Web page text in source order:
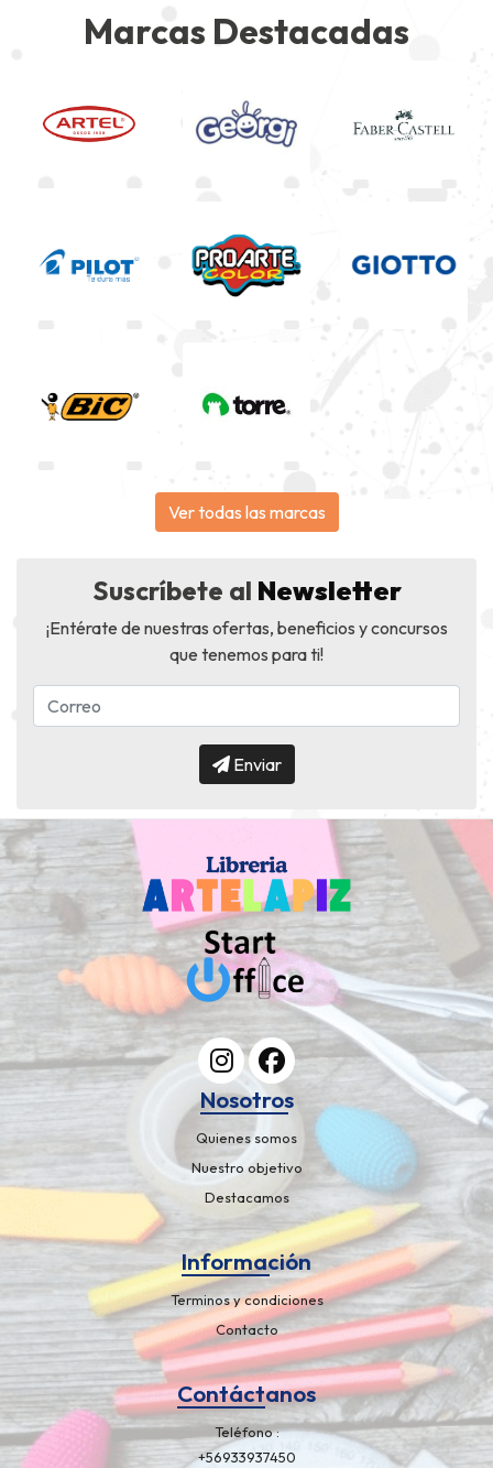
Marcas Destacadas
Ver todas las marcas
Suscríbete al Newsletter
¡Entérate de nuestras ofertas, beneficios y concursos
que tenemos para ti!
Enviar
Nosotros
Quienes somos
Nuestro objetivo
Destacamos
Información
Terminos y condiciones
Contacto
Contáctanos
Teléfono
+56933937450